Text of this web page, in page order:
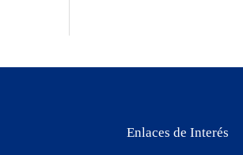
Enlaces de Interés